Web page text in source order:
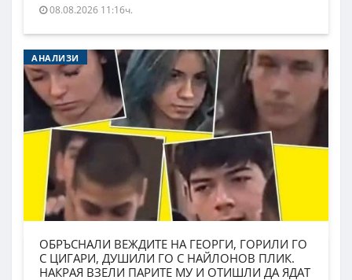
08.08.2026 11:16ч.
АНАЛИЗИ
ОБРЪСНАЛИ ВЕЖДИТЕ НА ГЕОРГИ, ГОРИЛИ ГО
С ЦИГАРИ, ДУШИЛИ ГО С НАЙЛОНОВ ПЛИК.
НАКРАЯ ВЗЕЛИ ПАРИТЕ МУ И ОТИШЛИ ДА ЯДАТ